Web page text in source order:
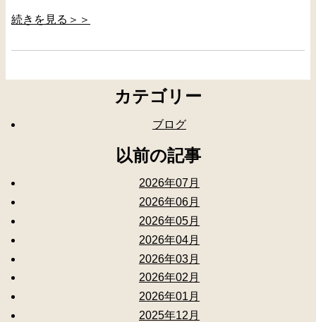
続きを見る＞＞
カテゴリー
ブログ
以前の記事
2026年07月
2026年06月
2026年05月
2026年04月
2026年03月
2026年02月
2026年01月
2025年12月